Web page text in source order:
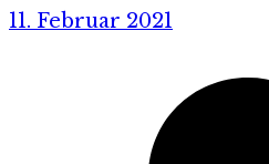
11. Februar 2021